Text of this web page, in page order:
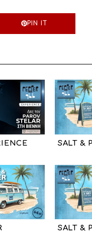
PIN IT
SALT &
SALT &